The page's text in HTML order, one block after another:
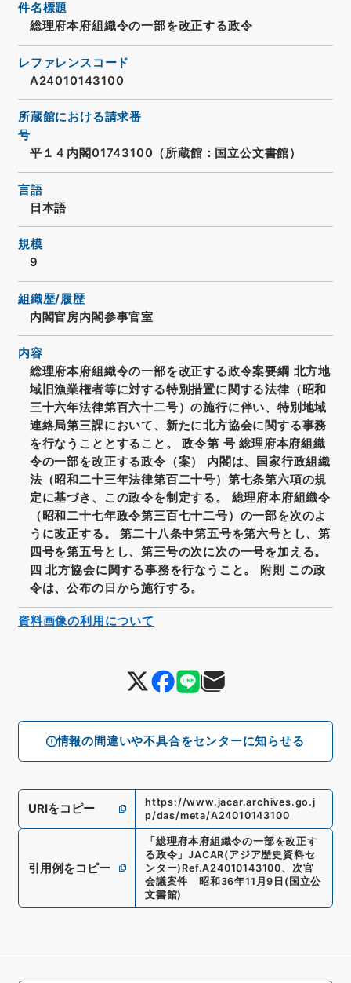
情報の間違いや不具合をセンターに知らせる
件名標題
総理府本府組織令の一部を改正する政令
レファレンスコード
A24010143100
所蔵館における請求番
号
平１４内閣01743100（所蔵館：国立公文書館）
言語
日本語
規模
9
組織歴/履歴
内閣官房内閣参事官室
内容
総理府本府組織令の一部を改正する政令案要綱 北方地
域旧漁業権者等に対する特別措置に関する法律（昭和
三十六年法律第百六十二号）の施行に伴い、特別地域
連絡局第三課において、新たに北方協会に関する事務
を行なうこととすること。 政令第 号 総理府本府組織
令の一部を改正する政令（案） 内閣は、国家行政組織
法（昭和二十三年法律第百二十号）第七条第六項の規
定に基づき、この政令を制定する。 総理府本府組織令
（昭和二十七年政令第三百七十二号）の一部を次のよ
うに改正する。 第二十八条中第五号を第六号とし、第
四号を第五号とし、第三号の次に次の一号を加える。
四 北方協会に関する事務を行なうこと。 附則 この政
令は、公布の日から施行する。
URIをコピー
https://www.jacar.archives.go.j
p/das/meta/A24010143100
引用例をコピー
「 総理府本府組織令の一部を改正す
る政令 」JACAR(アジア歴史資料セ
ンター) Ref.A24010143100、 次官
会議案件 昭和36年11月9日 ( 国立公
文書館)
資料画像の利用について